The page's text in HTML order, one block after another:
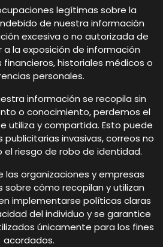
legítimas sobre la
de nuestra información
excesiva o no autorizada de
la exposición de información
historiales médicos o
personales.
información se recopila sin
o conocimiento, perdemos el
utiliza y compartida. Esto puede
invasivas, correos no
el riesgo de robo de identidad.
las organizaciones y empresas
cómo recopilan y utilizan
implementarse políticas claras
del individuo y se garantice
únicamente para los fines
acordados.